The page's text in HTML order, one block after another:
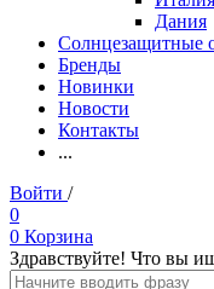
Дания
Солнцезащитные
Бренды
Новинки
Новости
Контакты
...
Войти /
0
0 Корзина
Здравствуйте! Что вы